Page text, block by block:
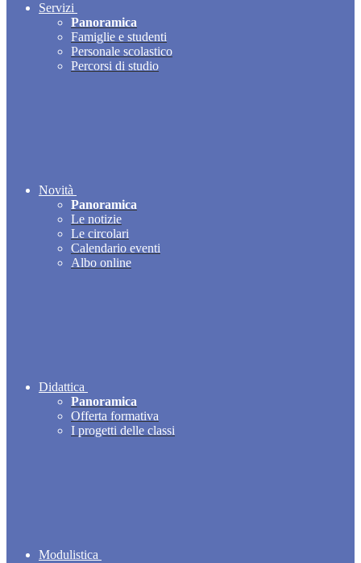
Servizi
Panoramica
Famiglie e studenti
Personale scolastico
Percorsi di studio
Novità
Panoramica
Le notizie
Le circolari
Calendario eventi
Albo online
Didattica
Panoramica
Offerta formativa
I progetti delle classi
Modulistica